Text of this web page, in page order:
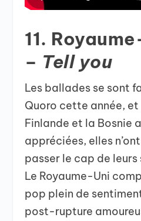
11.
– Tell you
Les ballades se sont
Quoro cette année, et
Finlande et la Bosnie
appréciées, elles
passer le cap de
Le Royaume-Uni
pop plein de
post-rupture